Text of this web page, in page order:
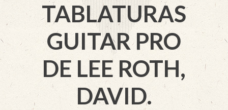
TABLATURAS
GUITAR PRO
DE LEE ROTH,
DAVID.